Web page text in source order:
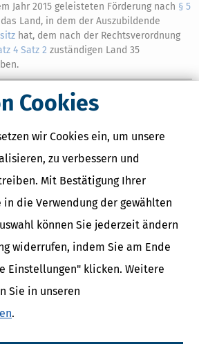
Cookies
wir Cookies ein, um unsere
zu verbessern und
Mit Bestätigung Ihrer
in die Verwendung der gewählten
können Sie jederzeit ändern
widerrufen, indem Sie am Ende
Einstellungen" klicken. Weitere
Sie in unseren
.
Jahr 2015 geleisteten Förderung nach § 5
Land, in dem der Auszubildende
hat, dem nach der Rechtsverordnung
4 Satz 2 zuständigen Land 35
und Geldanlage
Begriffe